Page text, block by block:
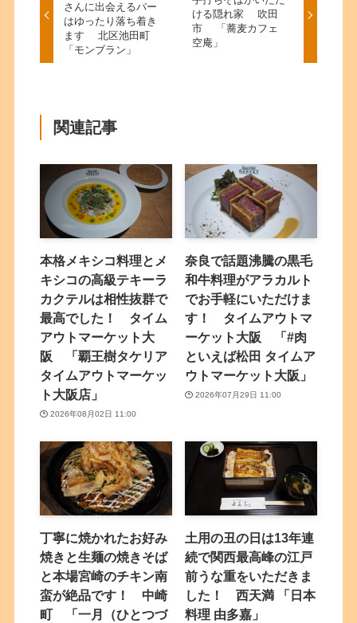
さんに出会えるバー
はゆったり落ち着き
ます 北区池田町
「モンブラン」
ける隠れ家 吹田
市 「蕎麦カフェ
空庵」
関連記事
本格メキシコ料理とメ
キシコの高級テキーラ
カクテルは相性抜群で
最高でした！ タイム
アウトマーケット大
阪 「覇王樹タケリア
タイムアウトマーケッ
ト大阪店」
2026年08月02日 11:00
奈良で話題沸騰の黒毛
和牛料理がアラカルト
でお手軽にいただけま
す！ タイムアウトマ
ーケット大阪 「#肉
といえば松田 タイムア
ウトマーケット大阪」
2026年07月29日 11:00
丁寧に焼かれたお好み
焼きと生麺の焼きそば
と本場宮崎のチキン南
蛮が絶品です！ 中崎
町 「一月（ひとつづ
土用の丑の日は13年連
続で関西最高峰の江戸
前うな重をいただきま
した！ 西天満 「日本
料理 由多嘉」